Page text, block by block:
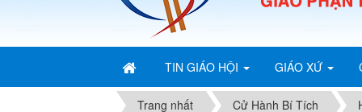
TIN GIÁO HỘI GIÁO XỨ
Trang nhất Cử Hành Bí Tích